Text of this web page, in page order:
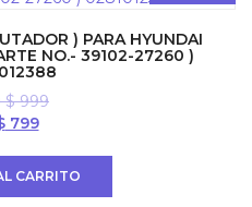
) PARA HYUNDAI
NO.- 39102-27260 )
$999
799El
es:
CARRITO